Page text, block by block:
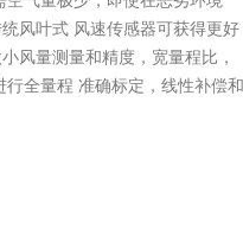
风叶式 风速传感器可获得更好
风量测量和精度，宽量程比，
全量程 准确标定，线性补偿和